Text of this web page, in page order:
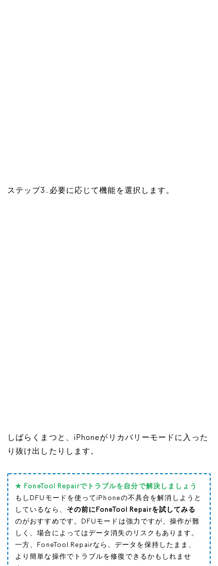
ステップ3. 必要に応じて機能を選択します。
しばらくまつと、iPhoneがリカバリーモードに入った
り抜け出したりします。
★ FoneTool Repairでトラブルを自分で解決しましょう
もしDFUモードを使ってiPhoneの不具合を解消しようと
しているなら、 その前にFoneTool Repairを試してみる
のがおすすめです。DFUモードは強力ですが、操作が難
しく、場合によってはデータ消失のリスクもあります。
一方、FoneTool Repairなら、データを保持したまま、
より簡単な操作でトラブルを修復できるかもしれませ